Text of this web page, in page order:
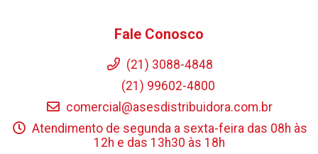
Fale Conosco
(21) 3088-4848
(21) 99602-4800
comercial@asesdistribuidora.com.br
Atendimento de segunda a sexta-feira das 08h às
12h e das 13h30 às 18h